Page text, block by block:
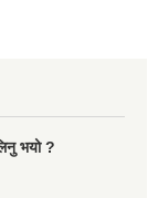
भयो ?